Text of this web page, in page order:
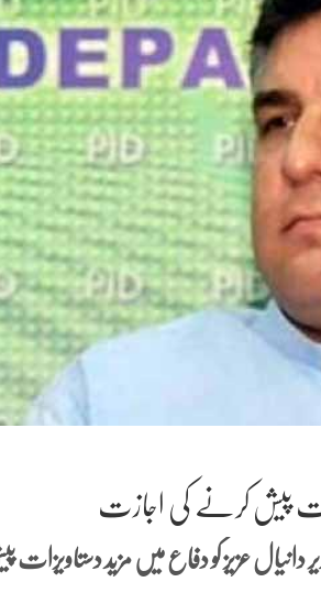
پیش کرنے کی اجازت
عزیز کو دفاع میں مزید